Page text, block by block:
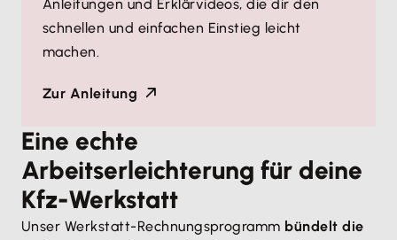
Anleitungen und Erklärvideos, die dir den
schnellen und einfachen Einstieg leicht
machen.
Zur Anleitung
Eine echte
Arbeitserleichterung für deine
Kfz-Werkstatt
Unser Werkstatt-Rechnungsprogramm bündelt die